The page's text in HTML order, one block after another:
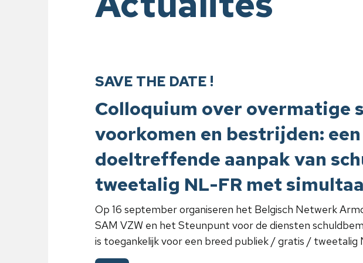
SAVE THE DATE !
Colloquium over overmatige
voorkomen en bestrijden:
doeltreffende aanpak van
tweetalig NL-FR met
Op 16 september organiseren het Belgisch Netwerk
SAM VZW en het Steunpunt voor de diensten
is toegankelijk voor een breed publiek / gratis /